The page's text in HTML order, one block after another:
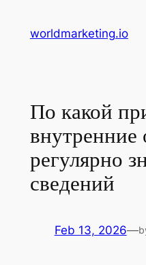
worldmarketing.io
По какой
регулярно
сведений
Feb 13, 2026—